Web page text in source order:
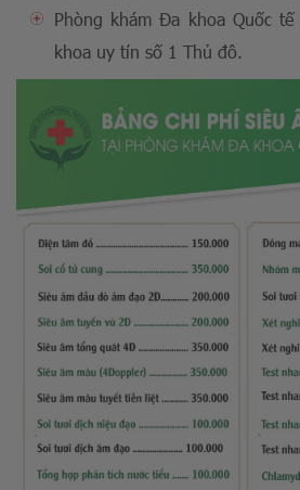
Phòng khám Đa khoa Quốc
khoa uy tín số 1 Thủ đô.